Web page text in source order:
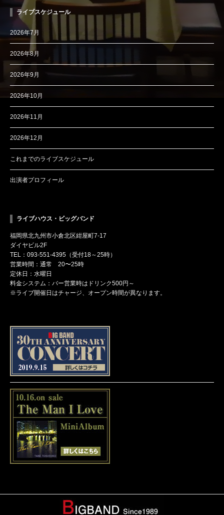
ライブスケジュール
2026年7月
2026年8月
2026年9月
2026年10月
2026年11月
2026年12月
これまでのライブスケジュール
出演者プロフィール
ライブハウス・ビッグバンド
福岡県北九州市小倉北区紺屋町7-17
ダイヤビル2F
TEL：093-551-4395（受付18～25時）
営業時間：通常 20〜25時
定休日：水曜日
料金システム：バー営業時はドリンク500円～
※ライブ開催日はチャージ、オープン時間が異なります。